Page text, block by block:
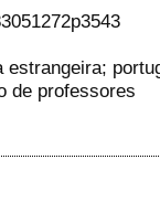
de professores